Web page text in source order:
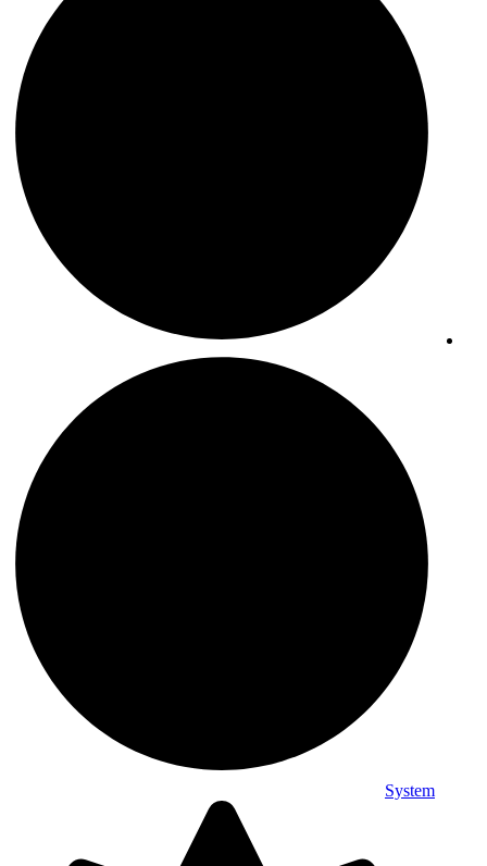
System